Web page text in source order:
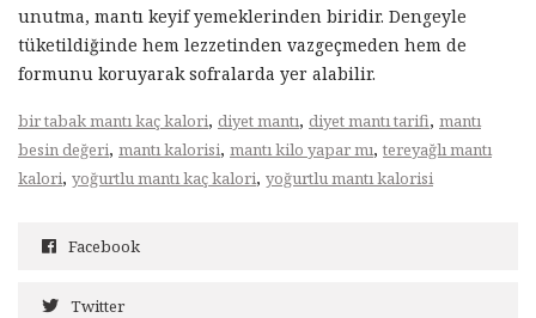
unutma, mantı keyif yemeklerinden biridir. Dengeyle
tüketildiğinde hem lezzetinden vazgeçmeden hem de
formunu koruyarak sofralarda yer alabilir.
bir tabak mantı kaç kalori, diyet mantı, diyet mantı tarifi, mantı
besin değeri, mantı kalorisi, mantı kilo yapar mı, tereyağlı mantı
kalori, yoğurtlu mantı kaç kalori, yoğurtlu mantı kalorisi
Facebook
Twitter